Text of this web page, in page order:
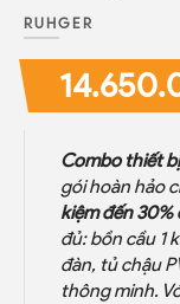
RUHGER
Combo thiết bị
gói hoàn hảo
kiệm đến 30%
đủ: bồn cầu 1
đàn, tủ chậu
thông minh.